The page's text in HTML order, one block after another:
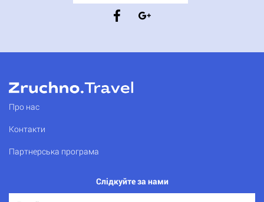
Про нас
Контакти
Партнерська програма
Слідкуйте за нами